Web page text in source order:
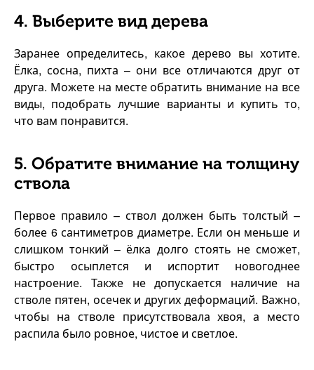
4. Выберите вид дерева
Заранее определитесь, какое дерево вы хотите.
Ёлка, сосна, пихта – они все отличаются друг от
друга. Можете на месте обратить внимание на все
виды, подобрать лучшие варианты и купить то,
что вам понравится.
5. Обратите внимание на толщину
ствола
Первое правило – ствол должен быть толстый –
более 6 сантиметров диаметре. Если он меньше и
слишком тонкий – ёлка долго стоять не сможет,
быстро осыплется и испортит новогоднее
настроение. Также не допускается наличие на
стволе пятен, осечек и других деформаций. Важно,
чтобы на стволе присутствовала хвоя, а место
распила было ровное, чистое и светлое.